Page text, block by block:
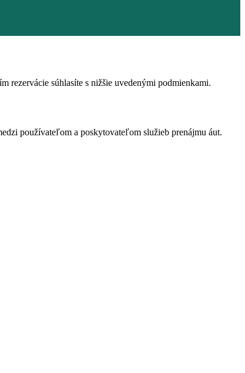
rezervácie súhlasíte s nižšie uvedenými podmienkami.
používateľom a poskytovateľom služieb prenájmu áut.